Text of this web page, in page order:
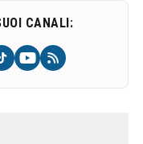
CANALI: